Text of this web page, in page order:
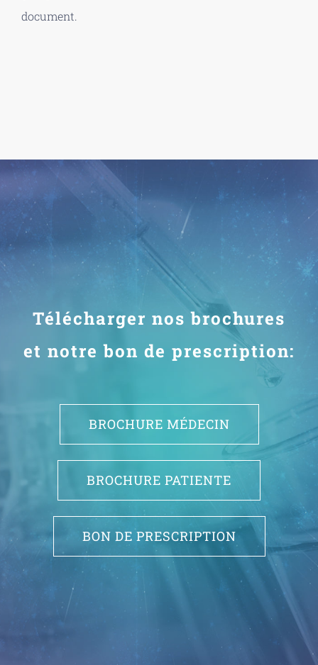
document.
Télécharger nos brochures
et notre bon de prescription:
BROCHURE MÉDECIN
BROCHURE PATIENTE
BON DE PRESCRIPTION